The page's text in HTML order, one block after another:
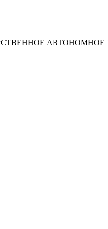
АВТОНОМНОЕ